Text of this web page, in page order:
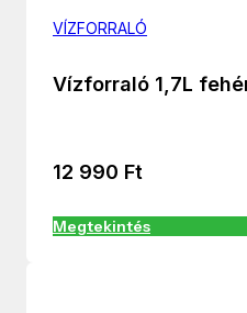
VÍZFORRALÓ
Vízforraló 1,7L
12 990 Ft
Megtekintés